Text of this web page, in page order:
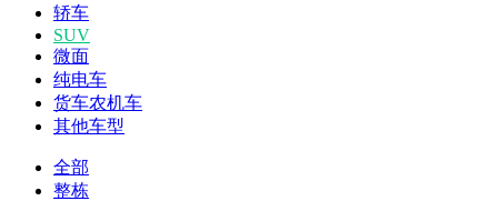
轿车
SUV
微面
纯电车
货车农机车
其他车型
全部
整栋